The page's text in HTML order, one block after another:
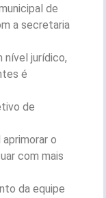
de
a secretaria
nível jurídico,
é
de
o
com mais
da equipe